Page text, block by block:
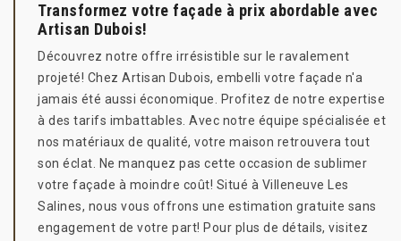
Transformez votre façade à prix abordable avec
Artisan Dubois!
Découvrez notre offre irrésistible sur le ravalement
projeté! Chez Artisan Dubois, embelli votre façade n'a
jamais été aussi économique. Profitez de notre expertise
à des tarifs imbattables. Avec notre équipe spécialisée et
nos matériaux de qualité, votre maison retrouvera tout
son éclat. Ne manquez pas cette occasion de sublimer
votre façade à moindre coût! Situé à Villeneuve Les
Salines, nous vous offrons une estimation gratuite sans
engagement de votre part! Pour plus de détails, visitez